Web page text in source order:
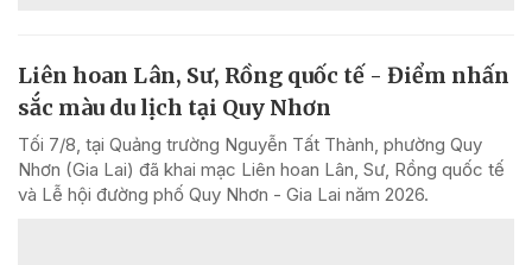
Liên hoan Lân, Sư, Rồng quốc tế - Điểm nhấn
sắc màu du lịch tại Quy Nhơn
Tối 7/8, tại Quảng trường Nguyễn Tất Thành, phường Quy
Nhơn (Gia Lai) đã khai mạc Liên hoan Lân, Sư, Rồng quốc tế
và Lễ hội đường phố Quy Nhơn - Gia Lai năm 2026.